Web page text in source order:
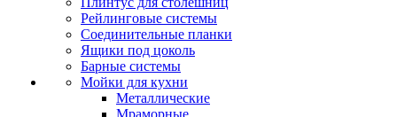
Рейлинговые системы
Соединительные планки
Ящики под цоколь
Барные системы
Мойки для кухни
Металлические
Мраморные